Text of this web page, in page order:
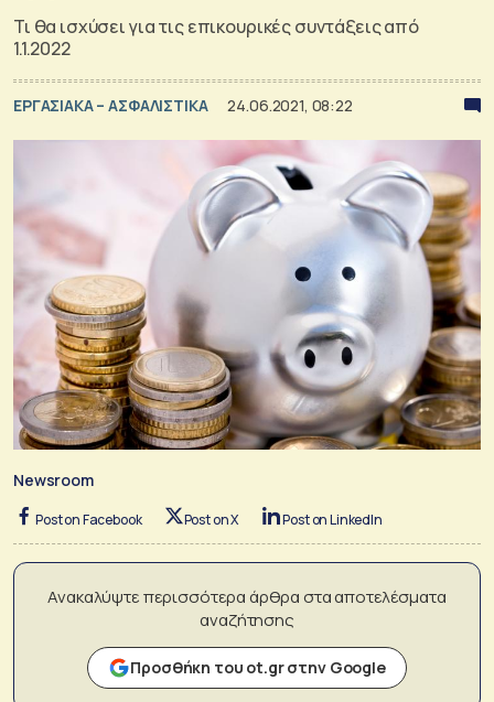
Τι θα ισχύσει για τις επικουρικές συντάξεις από
1.1.2022
ΕΡΓΑΣΙΑΚΑ – ΑΣΦΑΛΙΣΤΙΚΑ 24.06.2021, 08:22
Newsroom
Post on Facebook Post on X Post on LinkedIn
Ανακαλύψτε περισσότερα άρθρα στα αποτελέσματα
αναζήτησης
Προσθήκη του ot.gr στην Google